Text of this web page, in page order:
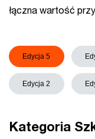
łączna wartość
Edycja 5
Edycja 2
Kategoria